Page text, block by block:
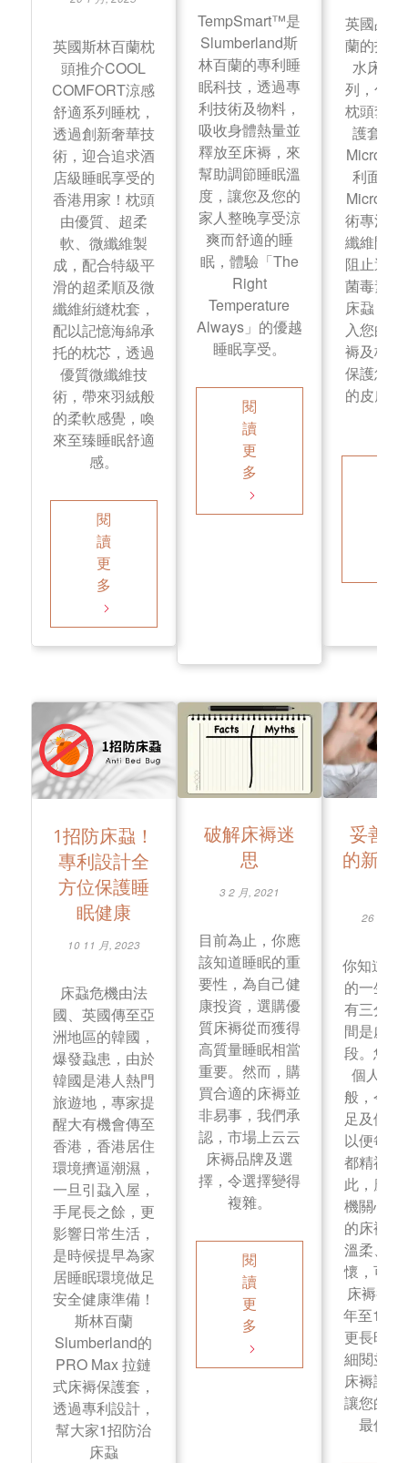
英國斯林百蘭枕
頭推介COOL
COMFORT涼感
舒適系列睡枕，
透過創新奢華技
術，迎合追求酒
店級睡眠享受的
香港用家！枕頭
由優質、超柔
軟、微纖維製
成，配合特級平
滑的超柔順及微
纖維絎縫枕套，
配以記憶海綿承
托的枕芯，透過
優質微纖維技
術，帶來羽絨般
的柔軟感覺，喚
來至臻睡眠舒適
感。
閱
讀
更
多
TempSmart™是
Slumberland斯
林百蘭的專利睡
眠科技，透過專
利技術及物料，
吸收身體熱量並
釋放至床褥，來
幫助調節睡眠溫
度，讓您及您的
家人整晚享受涼
爽而舒適的睡
眠，體驗「The
Right
Temperature
Always」的優越
睡眠享受。
閱
讀
更
多
英國品牌
蘭的指定
水床上
列，包括
枕頭套及
護套，
利面料
術專注於
纖維間隙
阻止過
菌毒素、
床蝨，
入您的
褥及枕頭
保護您及
的皮膚
1招防床蝨！
專利設計全
方位保護睡
眠健康
10 11 月, 2023
床蝨危機由法
國、英國傳至亞
洲地區的韓國，
爆發蝨患，由於
韓國是港人熱門
旅遊地，專家提
醒大有機會傳至
香港，香港居住
環境擠逼潮濕，
一旦引蝨入屋，
手尾長之餘，更
影響日常生活，
是時候提早為家
居睡眠環境做足
安全健康準備！
斯林百蘭
Slumberland的
PRO Max 拉鏈
式床褥保護套，
透過專利設計，
幫大家1招防治
床蝨
破解床褥迷
思
3 2 月, 2021
目前為止，你應
該知道睡眠的重
要性，為自己健
康投資，選購優
質床褥從而獲得
高質量睡眠相當
重要。然而，購
買合適的床褥並
非易事，我們承
認，市場上云云
床褥品牌及選
擇，令選擇變得
複雜。
閱
讀
更
多
妥善
的新床
26 1 月,
你知道嗎
的一生中
有三分之
間是處於
段。您的
個人身
般，令您
足及優積
以便每天
都精神爽
此，應更
機關心自
的床褥。
溫柔、愛
懷，可令
床褥壽
年至10年
更長時間
細閱並遵
床褥護理
讓您的床
最佳狀